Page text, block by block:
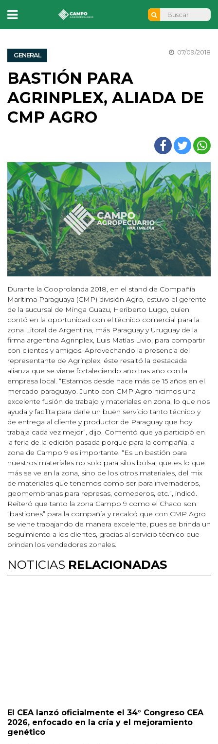
GENERAL 07/09/2018
BASTIÓN PARA
AGRINPLEX, ALIADA DE
CMP AGRO
Durante la Cooprolanda 2018, en el stand de Compañía
Marítima Paraguaya (CMP) división Agro, estuvo el gerente
de la sucursal de Minga Guazu, Heriberto Lugo, quien
contó en la oportunidad con el técnico comercial para la
zona Litoral de Argentina, más Paraguay y Uruguay de la
firma argentina Agrinplex, Luis Matías Livio, para compartir
con clientes y amigos. Aprovechando la presencia del
representante de Agrinplex, éste resaltó la destacada
alianza que se viene fortaleciendo año tras año con la
empresa local. “Estamos desde hace más de 15 años en el
mercado paraguayo. Junto con CMP Agro hicimos una
excelente fusión de trabajo y materiales en zona, lo que nos
ayuda y facilita para darle un buen servicio tanto técnico y
de entrega al cliente y productor de Paraguay que hoy
trabaja cada vez mejor”, dijo. Comentó que ya participó en
la feria de la edición pasada porque para la compañía la
zona de Campo 9 es importante. “Es un bastión para
nuestros materiales no solo para silos bolsa, que es lo que
más se ve en la zona, sino de los otros materiales, del mix
de materiales que tenemos como ser para invernaderos,
geomembranas para represas, comederos, etc.”, indicó.
Reiteró que tanto la zona Campo 9 como el Chaco son
“bastiones” para la compañía y recalcó que con CMP Agro
se viene trabajando de manera excelente, pues se brinda un
seguimiento a los clientes, gracias al servicio técnico que
brindan los vendedores zonales.
NOTICIAS RELACIONADAS
El CEA lanzó oficialmente el 34° Congreso CEA
2026, enfocado en la cría y el mejoramiento
genético